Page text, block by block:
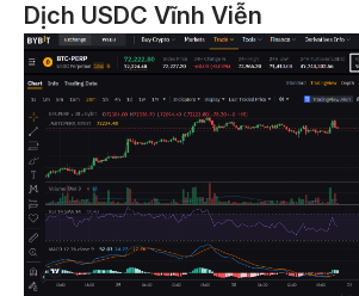
Dịch USDC Vĩnh Viễn